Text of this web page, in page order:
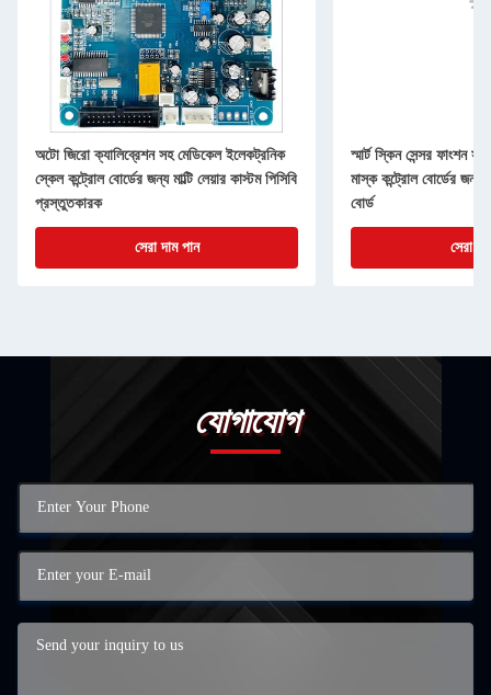
অটো জিরো ক্যালিব্রেশন সহ মেডিকেল ইলেকট্রনিক
স্কেল কন্ট্রোল বোর্ডের জন্য মাল্টি লেয়ার কাস্টম পিসিবি
প্রস্তুতকারক
সেরা দাম পান
স্মার্ট স্কিন সেন্সর ফাংশন
মাস্ক কন্ট্রোল বোর্ডের
বোর্ড
সেরা
যোগাযোগ